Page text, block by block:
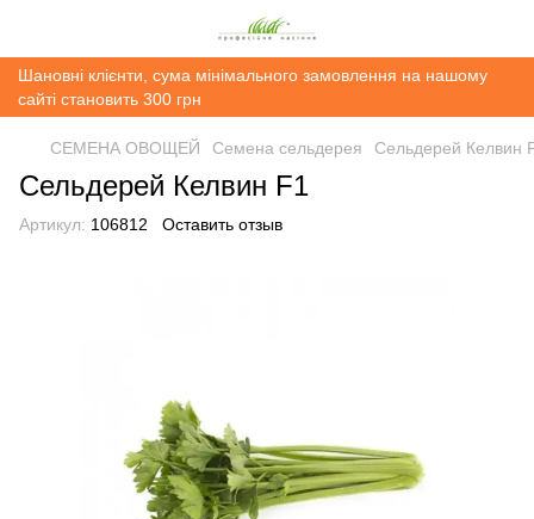
Шановні клієнти, сума мінімального замовлення на нашому
сайті становить 300 грн
СЕМЕНА ОВОЩЕЙ Семена сельдерея Сельдерей Келвин
Сельдерей Келвин F1
Артикул: 106812 Оставить отзыв